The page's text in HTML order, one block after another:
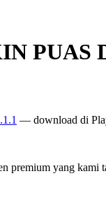
PUAS
— download di
premium yang